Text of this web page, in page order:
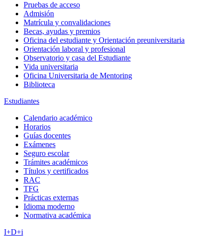
Pruebas de acceso
Admisión
Matrícula y convalidaciones
Becas, ayudas y premios
Oficina del estudiante y Orientación preuniversitaria
Orientación laboral y profesional
Observatorio y casa del Estudiante
Vida universitaria
Oficina Universitaria de Mentoring
Biblioteca
Estudiantes
Calendario académico
Horarios
Guías docentes
Exámenes
Seguro escolar
Trámites académicos
Títulos y certificados
RAC
TFG
Prácticas externas
Idioma moderno
Normativa académica
I+D+i